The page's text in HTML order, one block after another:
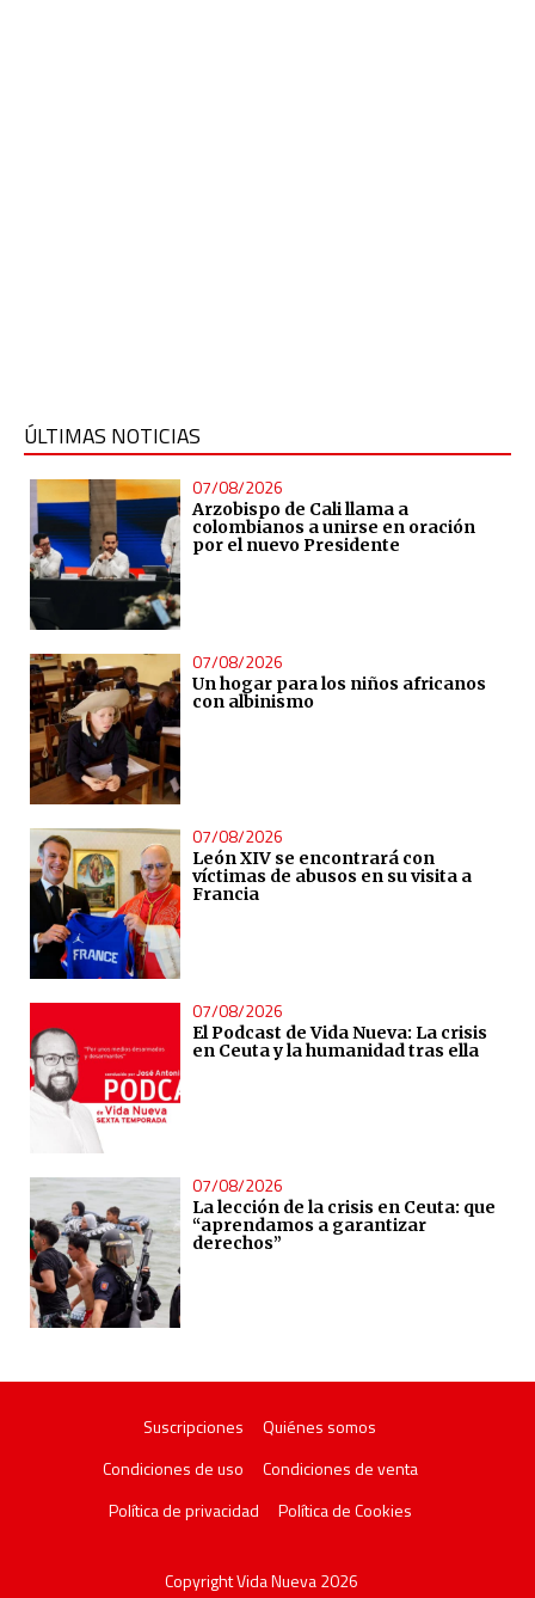
ÚLTIMAS NOTICIAS
07/08/2026
Arzobispo de Cali llama a
colombianos a unirse en oración
por el nuevo Presidente
07/08/2026
Un hogar para los niños africanos
con albinismo
07/08/2026
León XIV se encontrará con
víctimas de abusos en su visita a
Francia
07/08/2026
El Podcast de Vida Nueva: La crisis
en Ceuta y la humanidad tras ella
07/08/2026
La lección de la crisis en Ceuta: que
“aprendamos a garantizar
derechos”
Suscripciones
Quiénes somos
Condiciones de uso
Condiciones de venta
Política de privacidad
Política de Cookies
Copyright Vida Nueva 2026